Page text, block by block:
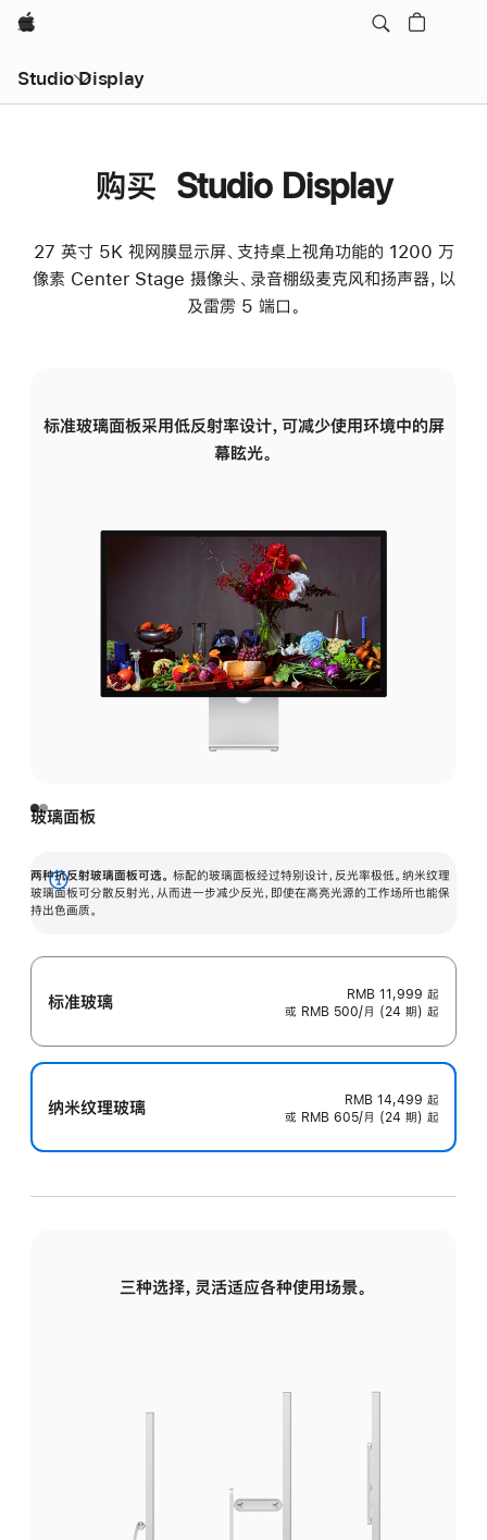
Apple
Studio Display
购买 Studio Display
27 英寸 5K 视网膜显示屏、支持桌上视角功能的 1200 万
像素 Center Stage 摄像头、录音棚级麦克风和扬声器，以
及雷雳 5 端口。
标准玻璃面板采用低反射率设计，可减少使用环境中的屏
幕眩光。
玻璃面板
两种抗反射玻璃面板可选。 标配的玻璃面板经过特别设计，反光率极低。纳米纹理
玻璃面板可分散反射光，从而进一步减少反光，即使在高亮光源的工作场所也能保
持出色画质。
展
开
标准玻璃 RMB 11,999 起
或 RMB 500/月 (24 期) 起
纳米纹理玻璃 RMB 14,499 起
或 RMB 605/月 (24 期) 起
三种选择，灵活适应各种使用场景。